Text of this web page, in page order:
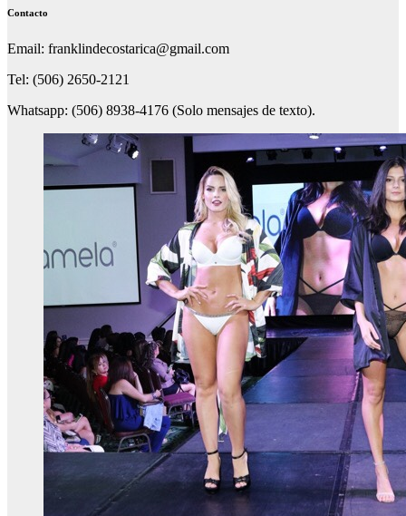
Contacto
Email: franklindecostarica@gmail.com
Tel: (506) 2650-2121
Whatsapp: (506) 8938-4176 (Solo mensajes de texto).